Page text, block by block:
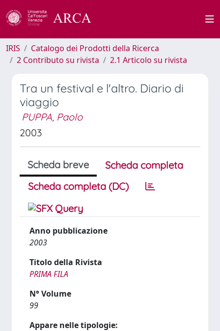
IRIS
Catalogo dei Prodotti della Ricerca
2 Contributo su rivista
2.1 Articolo su rivista
Tra un festival e l'altro. Diario di
viaggio
PUPPA, Paolo
2003
Scheda breve
Scheda completa
Scheda completa (DC)
Anno pubblicazione
2003
Titolo della Rivista
PRIMA FILA
N° Volume
99
Appare nelle tipologie: